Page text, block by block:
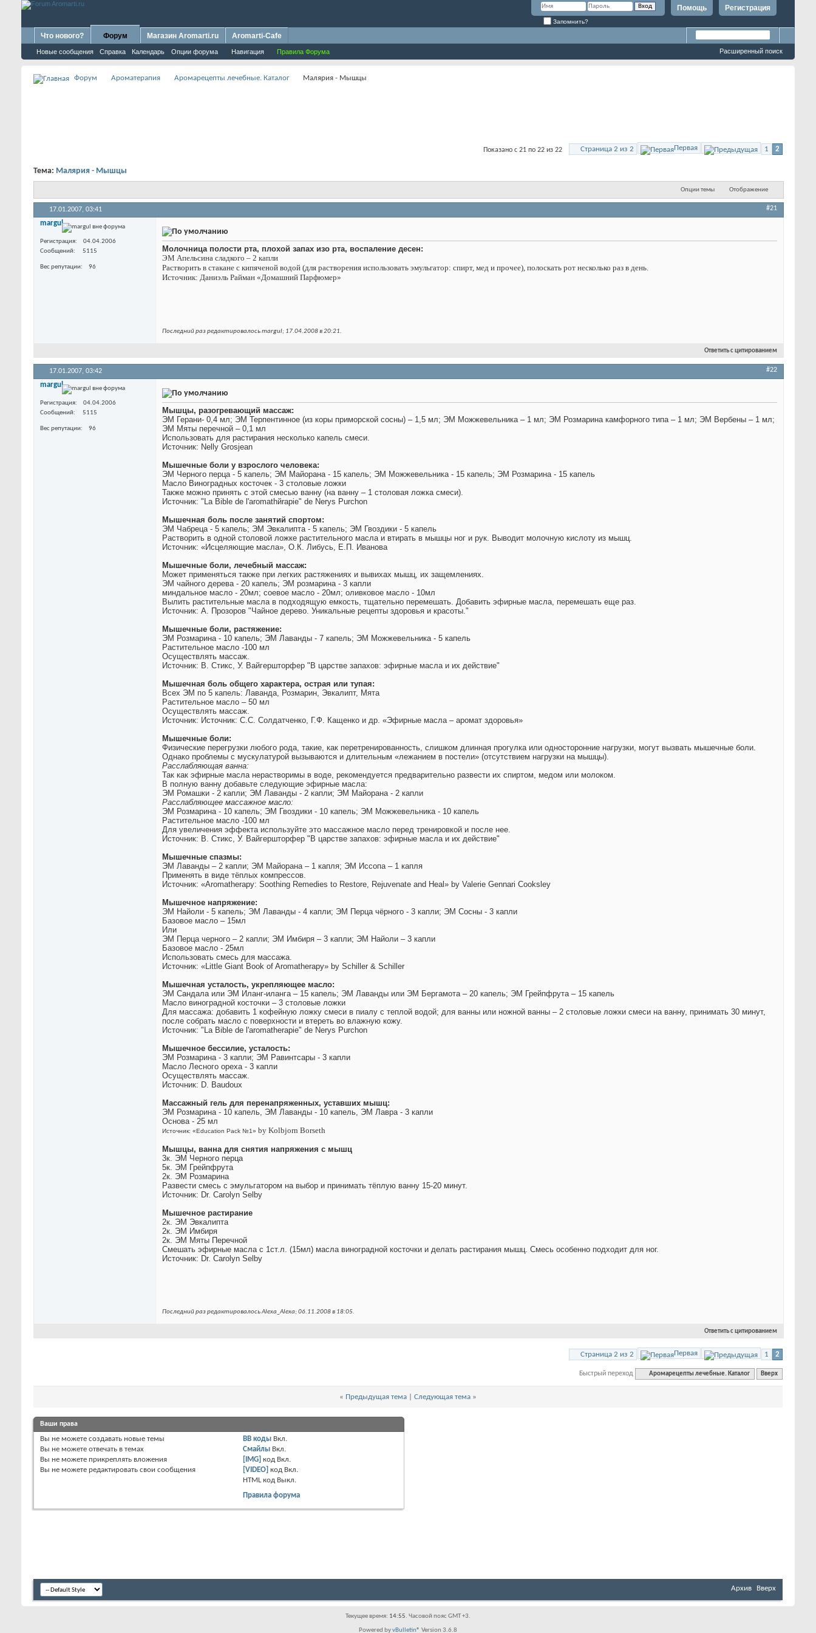
Регистрация
Помощь
Запомнить?
Что нового? Форум
Новые сообщения Справка Календарь Опции форума Навигация Правила Форума
Магазин Aromarti.ru Aromarti-Cafe
Расширенный поиск
Форум Ароматерапия Аромарецепты лечебные. Каталог Малярия - Мышцы
Страница 2 из 2 Первая 1 2
Показано с 21 по 22 из 22
Тема: Малярия - Мышцы
Опции темы Отображение
17.01.2007, 03:41 #21
margul
Регистрация
04.04.2006
Сообщений
5115
Вес репутации 96
Молочница полости рта, плохой запах изо рта, воспаление десен:
ЭМ Апельсина сладкого – 2 капли
Растворить в стакане с кипяченой водой (для растворения использовать эмульгатор: спирт, мед и прочее), полоскать рот несколько раз в день.
Источник: Даниэль Райман «Домашний Парфюмер»
Последний раз редактировалось margul; 17.04.2008 в20:21.
Ответить с цитированием
17.01.2007, 03:42 #22
margul
Регистрация
04.04.2006
Сообщений
5115
Вес репутации 96
Мышцы, разогревающий массаж:
ЭМ Герани- 0,4 мл; ЭМ Терпентинное (из коры приморской сосны) – 1,5 мл; ЭМ Можжевельника – 1 мл; ЭМ Розмарина камфорного типа – 1 мл; ЭМ Вербены – 1 мл;
ЭМ Мяты перечной – 0,1 мл
Использовать для растирания несколько капель смеси.
Источник: Nelly Grosjean
Мышечные боли у взрослого человека:
ЭМ Черного перца - 5 капель; ЭМ Майорана - 15 капель; ЭМ Можжевельника - 15 капель; ЭМ Розмарина - 15 капель
Масло Виноградных косточек - 3 столовые ложки
Также можно принять с этой смесью ванну (на ванну – 1 столовая ложка смеси).
Источник: "La Bible de l'aromathйrapie" de Nerys Purchon
Мышечная боль после занятий спортом:
ЭМ Чабреца - 5 капель; ЭМ Эвкалипта - 5 капель; ЭМ Гвоздики - 5 капель
Растворить в одной столовой ложке растительного масла и втирать в мышцы ног и рук. Выводит молочную кислоту из мышц.
Источник: «Исцеляющие масла», О.К. Либусь, Е.П. Иванова
Мышечные боли, лечебный массаж:
Может применяться также при легких растяжениях и вывихах мышц, их защемлениях.
ЭМ чайного дерева - 20 капель; ЭМ розмарина - 3 капли
миндальное масло - 20мл; соевое масло - 20мл; оливковое масло - 10мл
Вылить растительные масла в подходящую емкость, тщательно перемешать. Добавить эфирные масла, перемешать еще раз.
Источник: А. Прозоров "Чайное дерево. Уникальные рецепты здоровья и красоты."
Мышечные боли, растяжение:
ЭМ Розмарина - 10 капель; ЭМ Лаванды - 7 капель; ЭМ Можжевельника - 5 капель
Растительное масло -100 мл
Осуществлять массаж.
Источник: В. Стикс, У. Вайгершторфер "В царстве запахов: эфирные масла и их действие"
Мышечная боль общего характера, острая или тупая:
Всех ЭМ по 5 капель: Лаванда, Розмарин, Эвкалипт, Мята
Растительное масло – 50 мл
Осуществлять массаж.
Источник: Источник: С.С. Солдатченко, Г.Ф. Кащенко и др. «Эфирные масла – аромат здоровья»
Мышечные боли:
Физические перегрузки любого рода, такие, как перетренированность, слишком длинная прогулка или односторонние нагрузки, могут вызвать мышечные боли.
Однако проблемы с мускулатурой вызываются и длительным «лежанием в постели» (отсутствием нагрузки на мышцы).
Расслабляющая ванна:
Так как эфирные масла нерастворимы в воде, рекомендуется предварительно развести их спиртом, медом или молоком.
В полную ванну добавьте следующие эфирные масла:
ЭМ Ромашки - 2 капли; ЭМ Лаванды - 2 капли; ЭМ Майорана - 2 капли
Расслабляющее массажное масло:
ЭМ Розмарина - 10 капель; ЭМ Гвоздики - 10 капель; ЭМ Можжевельника - 10 капель
Растительное масло -100 мл
Для увеличения эффекта используйте это массажное масло перед тренировкой и после нее.
Источник: В. Стикс, У. Вайгершторфер "В царстве запахов: эфирные масла и их действие"
Мышечные спазмы:
ЭМ Лаванды – 2 капли; ЭМ Майорана – 1 капля; ЭМ Иссопа – 1 капля
Применять в виде тёплых компрессов.
Источник: «Aromatherapy: Soothing Remedies to Restore, Rejuvenate and Heal» by Valerie Gennari Cooksley
Мышечное напряжение:
ЭМ Найоли - 5 капель; ЭМ Лаванды - 4 капли; ЭМ Перца чёрного - 3 капли; ЭМ Сосны - 3 капли
Базовое масло – 15мл
Или
ЭМ Перца черного – 2 капли; ЭМ Имбиря – 3 капли; ЭМ Найоли – 3 капли
Базовое масло - 25мл
Использовать смесь для массажа.
Источник: «Little Giant Book of Aromatherapy» by Schiller & Schiller
Мышечная усталость, укрепляющее масло:
ЭМ Сандала или ЭМ Иланг-иланга – 15 капель; ЭМ Лаванды или ЭМ Бергамота – 20 капель; ЭМ Грейпфрута – 15 капель
Масло виноградной косточки – 3 столовые ложки
Для массажа: добавить 1 кофейную ложку смеси в пиалу с теплой водой; для ванны или ножной ванны – 2 столовые ложки смеси на ванну, принимать 30 минут,
после собрать масло с поверхности и втереть во влажную кожу.
Источник: "La Bible de l'aromatherapie" de Nerys Purchon
Мышечное бессилие, усталость:
ЭМ Розмарина - 3 капли; ЭМ Равинтсары - 3 капли
Масло Лесного ореха - 3 капли
Осуществлять массаж.
Источник: D. Baudoux
Массажный гель для перенапряженных, уставших мышц:
ЭМ Розмарина - 10 капель, ЭМ Лаванды - 10 капель, ЭМ Лавра - 3 капли
Основа - 25 мл
Источник: «Education Pack №1» by Kolbjorn Borseth
Мышцы, ванна для снятия напряжения с мышц
3к. ЭМ Черного перца
5к. ЭМ Грейпфрута
2к. ЭМ Розмарина
Развести смесь с эмульгатором на выбор и принимать тёплую ванну 15-20 минут.
Источник: Dr. Carolyn Selby
Мышечное растирание
2к. ЭМ Эвкалипта
2к. ЭМ Имбиря
2к. ЭМ Мяты Перечной
Смешать эфирные масла с 1ст.л. (15мл) масла виноградной косточки и делать растирания мышц. Смесь особенно подходит для ног.
Источник: Dr. Carolyn Selby
Последний раз редактировалось Alexa_Alexa; 06.11.2008 в 18:05.
Ответить с цитированием
Страница 2 из 2 Первая 1 2
Быстрый переход Аромарецепты лечебные. Каталог Вверх
« Предыдущая тема Следующая тема »
Ваши права
Вы не можете создавать новые темы
Вы не можете отвечать в темах
Вы не можете прикреплять вложения
Вы не можете редактировать свои сообщения
BB коды Вкл.
Смайлы Вкл.
[IMG] код Вкл.
[VIDEO] код Вкл.
HTML код Выкл.
Правила форума
Архив Вверх
Текущее время: 14:55. Часовой пояс GMT +3.
Powered byvBulletin® Version 3.6.8